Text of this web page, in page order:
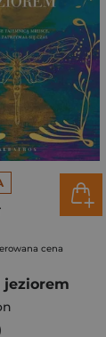
cena
jeziorem